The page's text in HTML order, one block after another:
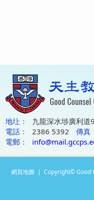
地圵：
九龍深水埗廣利道
電話：
2386 5392 傳真
電郵：
網頁地圖 | Copyright© Good